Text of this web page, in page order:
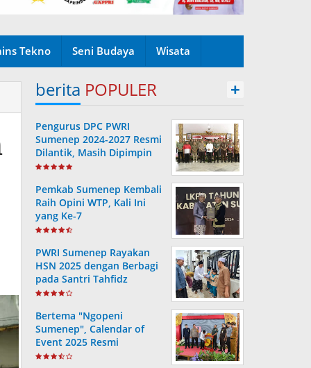
Tekno Seni Budaya Wisata
berita POPULER +
Pengurus DPC PWRI
Sumenep 2024-2027 Resmi
Dilantik, Masih Dipimpin
Rusydiyono
Pemkab Sumenep Kembali
Raih Opini WTP, Kali Ini
yang Ke-7
PWRI Sumenep Rayakan
HSN 2025 dengan Berbagi
pada Santri Tahfidz
Bertema "Ngopeni
Sumenep", Calendar of
Event 2025 Resmi
Diluncurkan